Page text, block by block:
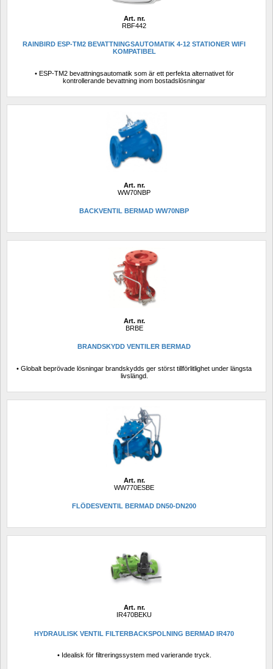
Art. nr.
RBF442
RAINBIRD ESP-TM2 BEVATTNINGSAUTOMATIK 4-12 STATIONER WIFI
KOMPATIBEL
• ESP-TM2 bevattningsautomatik som är ett perfekta alternativet för
kontrollerande bevattning inom bostadslösningar
Art. nr.
WW70NBP
BACKVENTIL BERMAD WW70NBP
Art. nr.
BRBE
BRANDSKYDD VENTILER BERMAD
• Globalt beprövade lösningar brandskydds ger störst tillförlitlighet under längsta
livslängd.
Art. nr.
WW770ESBE
FLÖDESVENTIL BERMAD DN50-DN200
Art. nr.
IR470BEKU
HYDRAULISK VENTIL FILTERBACKSPOLNING BERMAD IR470
• Idealisk för filtreringssystem med varierande tryck.